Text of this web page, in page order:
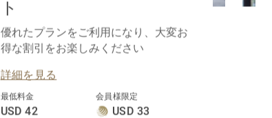
ト
優れたプランをご利用になり、大変お
得な割引をお楽しみください
詳細を見る
最低料金
USD 42
会員様限定
USD 33